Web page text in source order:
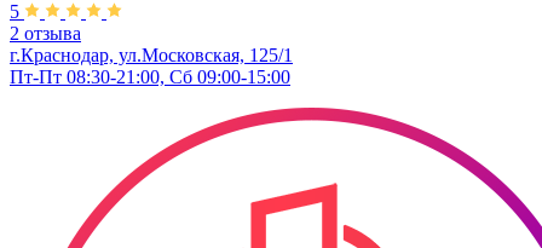
5
2 отзыва
г.Краснодар, ул.Московская, 125/1
Пт-Пт 08:30-21:00, Сб 09:00-15:00